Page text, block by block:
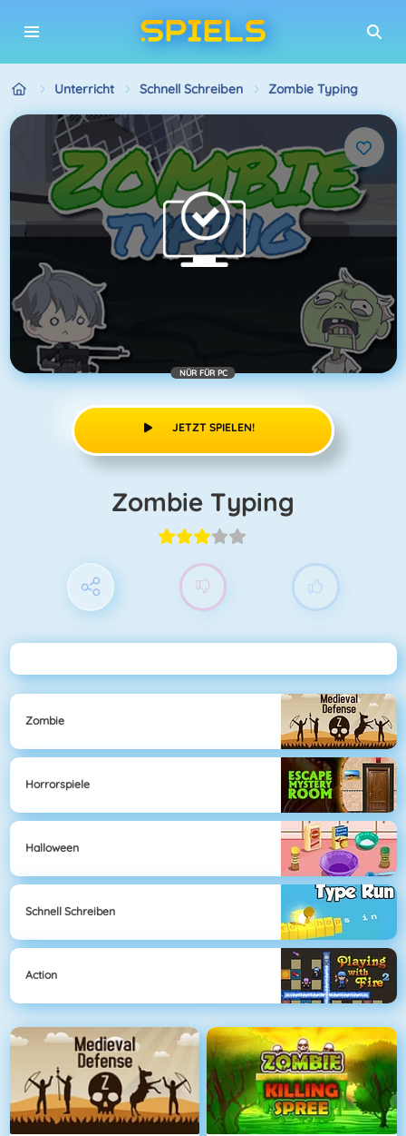
Unterricht Schnell Schreiben Zombie Typing
NÜR FÜR PC
JETZT SPIELEN!
Zombie Typing
Zombie
Horrorspiele
Halloween
Schnell Schreiben
Action